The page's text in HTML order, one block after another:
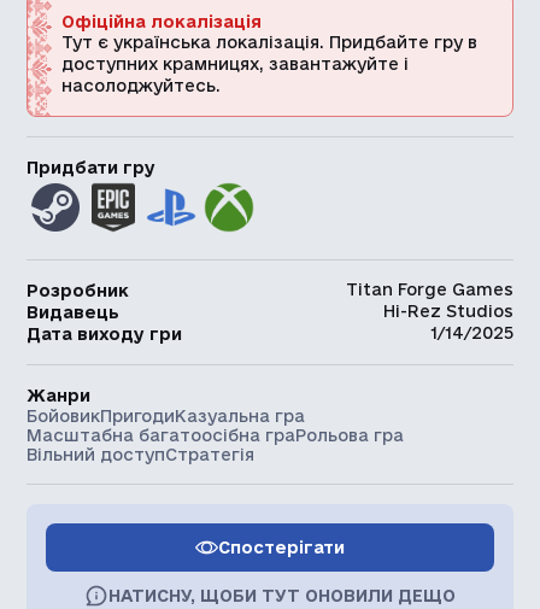
Офіційна локалізація
Тут є українська локалізація. Придбайте гру в
доступних крамницях, завантажуйте і
насолоджуйтесь.
Придбати гру
Розробник
Titan Forge Games
Видавець
Hi-Rez Studios
Дата виходу гри
1/14/2025
Жанри
БойовикПригодиКазуальна гра
Масштабна багатоосібна граРольова гра
Вільний доступСтратегія
Спостерігати
НАТИСНУ, ЩОБИ ТУТ ОНОВИЛИ ДЕЩО